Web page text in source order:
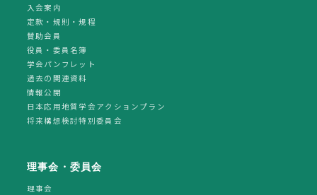
入会案内
定款・規則・規程
賛助会員
役員・委員名簿
学会パンフレット
過去の関連資料
情報公開
日本応用地質学会アクションプラン
将来構想検討特別委員会
理事会・委員会
理事会